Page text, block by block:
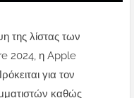
της λίστας των
2024, η Apple
για τον
καθώς